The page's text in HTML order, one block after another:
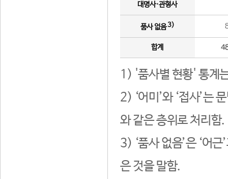
대명사·관형사
품사 없음3)
합계
1) '품사별 현황' 통계
2) ‘어미’와 ‘접사’는
와 같은 층위로 처리함.
3) ‘품사 없음’은 ‘어
은 것을 말함.